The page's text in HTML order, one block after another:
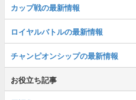
カップ戦の最新情報
ロイヤルバトルの最新情報
チャンピオンシップの最新情報
お役立ち記事